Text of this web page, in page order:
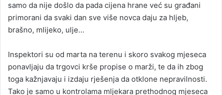
samo da nije došlo da pada cijena hrane već su građani
primorani da svaki dan sve više novca daju za hljeb,
brašno, mlijeko, ulje…
Inspektori su od marta na terenu i skoro svakog mjeseca
ponavljaju da trgovci krše propise o marži, te da ih zbog
toga kažnjavaju i izdaju rješenja da otklone nepravilnosti.
Tako je samo u kontrolama mljekara prethodnog mjeseca